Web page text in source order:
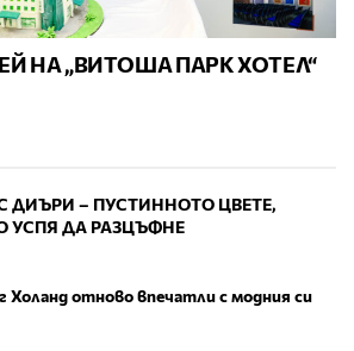
НА „ВИТОША ПАРК ХОТЕЛ“
ДИЪРИ – ПУСТИННОТО ЦВЕТЕ,
УСПЯ ДА РАЗЦЪФНЕ
Холанд отново впечатли с модния си